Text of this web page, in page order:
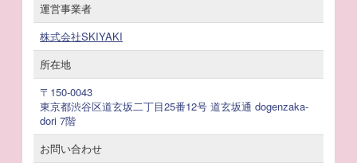
運営事業者
株式会社SKIYAKI
所在地
〒150-0043
東京都渋谷区道玄坂二丁目25番12号 道玄坂通 dogenzaka-
dori 7階
お問い合わせ